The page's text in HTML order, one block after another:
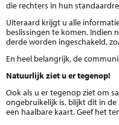
die rechters in hun
Uiteraard krijgt u alle
beslissingen te komen. Indien
derde worden ingeschakeld,
En heel belangrijk, de
Natuurlijk ziet u er tegenop!
Ook als u er tegenop ziet om
ongebruikelijk is, blijkt dit in
een haalbare kaart. Geef het